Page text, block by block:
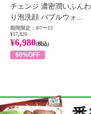
チェンジ 濃密潤いふんわ
り泡洗顔 バブルウォ...
期間限定：8/7〜13
¥17,820
¥6,980(税込)
60%OFF